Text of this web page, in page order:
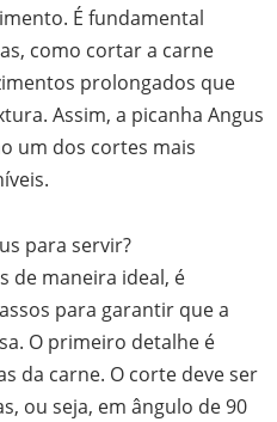
É fundamental
como cortar a carne
prolongados que
Assim, a picanha Angus
um dos cortes mais
para servir?
de maneira ideal, é
para garantir que a
O primeiro detalhe é
da carne. O corte deve ser
ou seja, em ângulo de 90